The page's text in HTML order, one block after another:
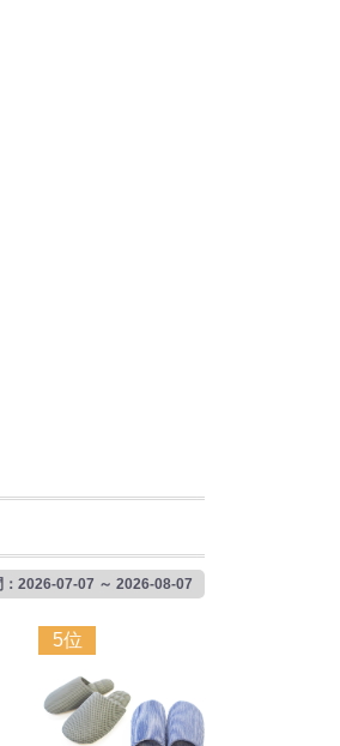
：2026-07-07 ～ 2026-08-07
5位